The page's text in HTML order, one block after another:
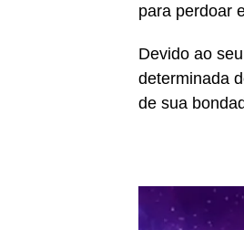
para perdoar
Devido ao
determinada
de sua